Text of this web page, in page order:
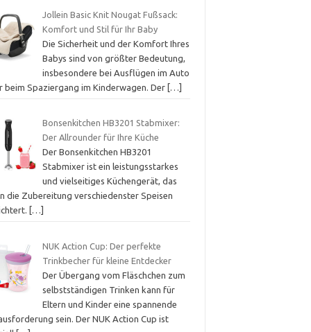
Jollein Basic Knit Nougat Fußsack:
Komfort und Stil für Ihr Baby
Die Sicherheit und der Komfort Ihres
Babys sind von größter Bedeutung,
insbesondere bei Ausflügen im Auto
beim Spaziergang im Kinderwagen. Der […]
Bonsenkitchen HB3201 Stabmixer:
Der Allrounder für Ihre Küche
Der Bonsenkitchen HB3201
Stabmixer ist ein leistungsstarkes
und vielseitiges Küchengerät, das
die Zubereitung verschiedenster Speisen
[…]
NUK Action Cup: Der perfekte
Trinkbecher für kleine Entdecker
Der Übergang vom Fläschchen zum
selbstständigen Trinken kann für
Eltern und Kinder eine spannende
sein. Der NUK Action Cup ist